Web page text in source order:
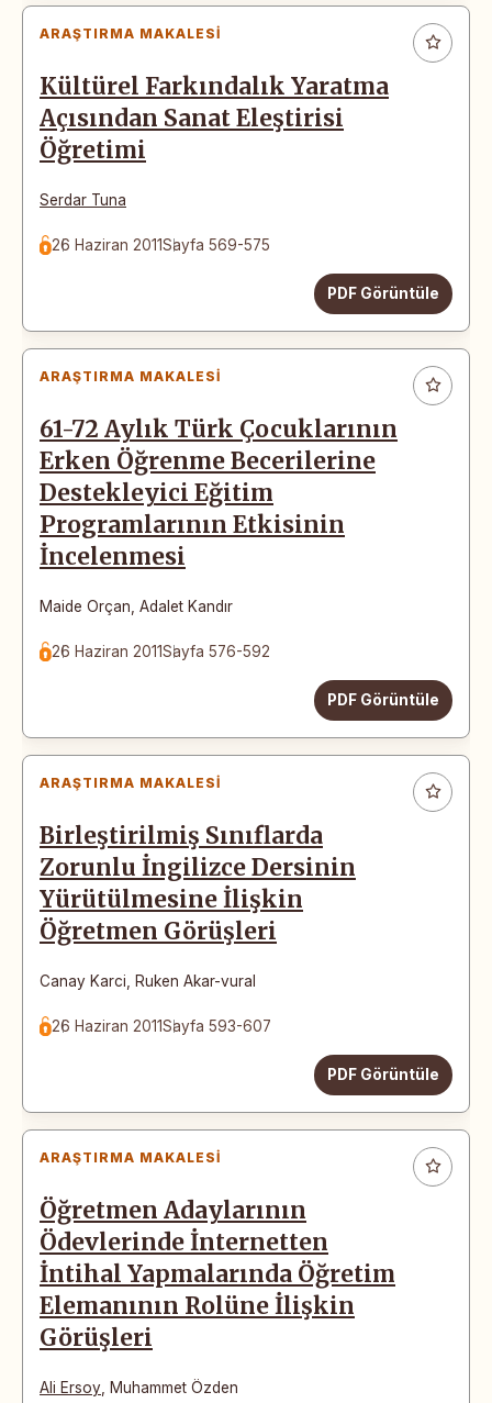
ARAŞTIRMA MAKALESI
Kültürel Farkındalık Yaratma
Açısından Sanat Eleştirisi
Öğretimi
Serdar Tuna
26 Haziran 2011Sayfa 569-575
PDF Görüntüle
ARAŞTIRMA MAKALESI
61-72 Aylık Türk Çocuklarının
Erken Öğrenme Becerilerine
Destekleyici Eğitim
Programlarının Etkisinin
İncelenmesi
Maide Orçan Adalet Kandır
26 Haziran 2011Sayfa 576-592
PDF Görüntüle
ARAŞTIRMA MAKALESI
Birleştirilmiş Sınıflarda
Zorunlu İngilizce Dersinin
Yürütülmesine İlişkin
Öğretmen Görüşleri
Canay Karci Ruken Akar-vural
26 Haziran 2011Sayfa 593-607
PDF Görüntüle
ARAŞTIRMA MAKALESI
Öğretmen Adaylarının
Ödevlerinde İnternetten
İntihal Yapmalarında Öğretim
Elemanının Rolüne İlişkin
Görüşleri
Ali Ersoy Muhammet Özden